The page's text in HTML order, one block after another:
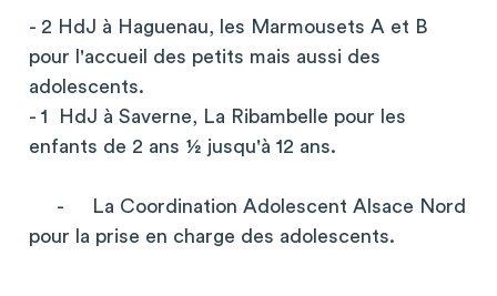
- 2 HdJ à Haguenau, les Marmousets A et B
pour l'accueil des petits mais aussi des
adolescents.
- 1 HdJ à Saverne, La Ribambelle pour les
enfants de 2 ans ½ jusqu'à 12 ans.
- La Coordination Adolescent Alsace Nord
pour la prise en charge des adolescents.